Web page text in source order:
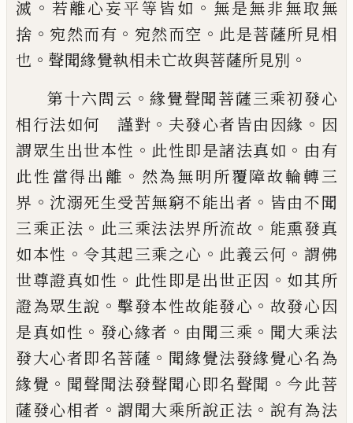
滅 。 若離心妄平等皆如 。 無是無非無取無
捨 。 宛然而有 。 宛然而空 。 此是菩薩所見相
也 。 聲聞緣覺執相未亡故與菩薩所見別 。
第十六問云 。 緣覺聲聞菩薩三乘初發心
相行法如何 謹對 。 夫發心者皆由因緣 。 因
謂眾生出世本性 。 此性即是諸法真如 。 由有
此性當得出離 。 然為無明所覆障故輪轉三
界 。 沈溺死生受苦無窮不能出者 。 皆由不聞
三乘正法 。 此三乘法法界所流故 。 能熏發真
如本性 。令其起三乘之心 。 此義云何 。謂佛
世尊證真如性 。 此性即是出世正因 。 如其所
證為眾生說 。擊發本性故能發心 。 故發心因
是真如性 。 發心緣者 。 由聞三乘 。 聞大乘法
發大心者即名菩薩 。 聞緣覺法發緣覺心名為
緣覺 。 聞聲聞法發聲聞心即名聲聞 。 今此菩
薩發心相者 。謂聞大乘所說正法 。 說有為法